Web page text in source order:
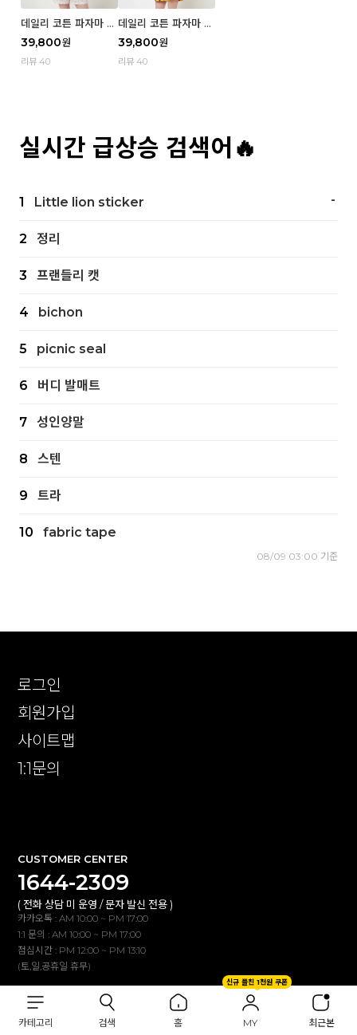
카테고리 검색 홈
신규 플친 1천원 쿠폰
MY 최근본
데일리 코튼 파자마 반
팔 세트 (우먼) - 02
Blue cherry
39,800원
리뷰 40
데일리 코튼 파자마 반
팔 세트 (우먼) - 01 Mi
z
39,800원
리뷰 40
실시간 급상승 검색어🔥
1 Little lion sticker -
2 정리
3 프랜들리 캣
4 bichon
5 picnic seal
6 버디 발매트
7 성인양말
8 스텐
9 트라
10 fabric tape
08/09 03:00 기준
로그인
회원가입
사이트맵
1:1문의
CUSTOMER CENTER
1644-2309
( 전화 상담 미 운영 / 문자 발신 전용 )
카카오톡 : AM 10:00 ~ PM 17:00
1:1 문의 : AM 10:00 ~ PM 17:00
점심시간 : PM 12:00 ~ PM 13:10
(토,일,공휴일 휴무)
BANK INFO